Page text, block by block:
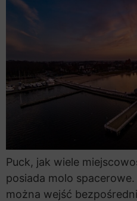
Puck, jak wiele
posiada molo
można wejść